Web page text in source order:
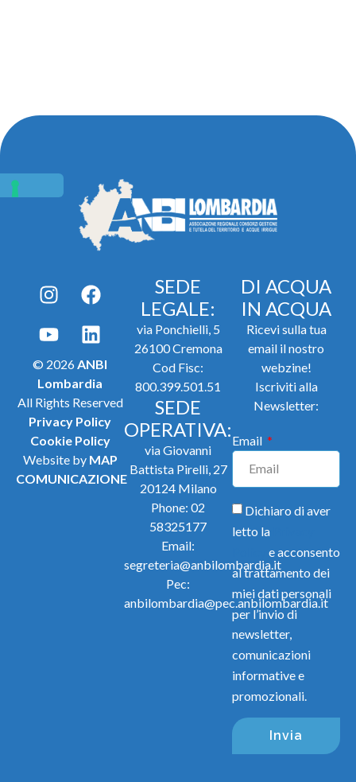
© 2026 ANBI
Lombardia
All Rights Reserved
Privacy Policy
Cookie Policy
Website by MAP
COMUNICAZIONE
SEDE
LEGALE:
via Ponchielli, 5
26100 Cremona
Cod Fisc:
800.399.501.51
SEDE
OPERATIVA:
via Giovanni
Battista Pirelli, 27
20124 Milano
Phone: 02
58325177
Email:
segreteria@anbilombardia.it
Pec:
anbilombardia@pec.anbilombardia.it
DI ACQUA
IN ACQUA
Ricevi sulla tua
email il nostro
webzine!
Iscriviti alla
Newsletter:
Email
Dichiaro di aver
letto la
e acconsento
al trattamento dei
miei dati personali
per l’invio di
newsletter,
comunicazioni
informative e
promozionali.
Invia